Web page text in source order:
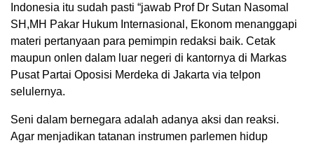
Indonesia itu sudah pasti “jawab Prof Dr Sutan Nasomal
SH,MH Pakar Hukum Internasional, Ekonom menanggapi
materi pertanyaan para pemimpin redaksi baik. Cetak
maupun onlen dalam luar negeri di kantornya di Markas
Pusat Partai Oposisi Merdeka di Jakarta via telpon
selulernya.
Seni dalam bernegara adalah adanya aksi dan reaksi.
Agar menjadikan tatanan instrumen parlemen hidup